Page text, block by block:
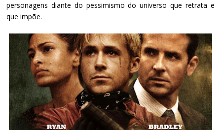
personagens diante do pessimismo do universo que retrata e
que impõe.